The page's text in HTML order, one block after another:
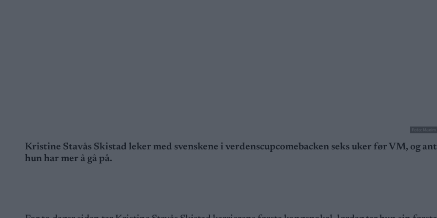
Foto:
Kristine Stavås Skistad leker med svenskene i verdenscupcomebacken seks uker før VM, og
hun har mer å gå på.